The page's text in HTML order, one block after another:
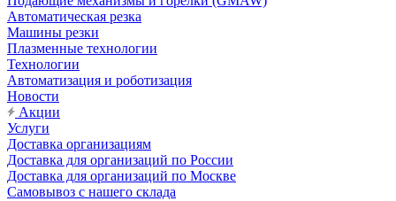
Автоматическая резка
Машины резки
Плазменные технологии
Технологии
Автоматизация и роботизация
Новости
Акции
Услуги
Доставка организациям
Доставка для организаций по России
Доставка для организаций по Москве
Самовывоз с нашего склада